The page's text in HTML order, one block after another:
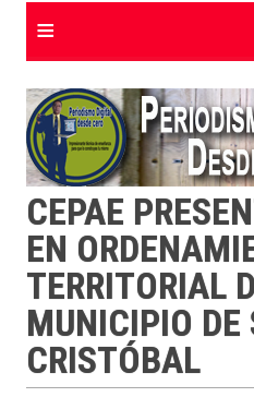
≡
CEPAE
EN
TERRITORIAL
MUNICIPIO DE
CRISTÓBAL